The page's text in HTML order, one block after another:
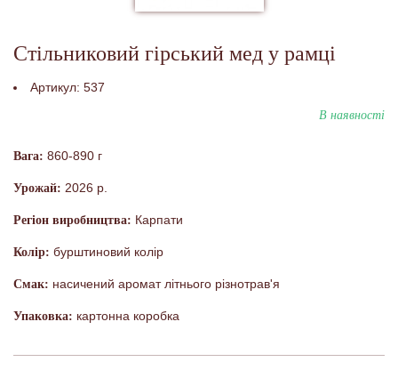
Стільниковий гірський мед у рамці
Артикул: 537
В наявності
Вага: 860-890 г
Урожай: 2026 р.
Регіон виробництва: Карпати
Колір: бурштиновий колір
Смак: насичений аромат літнього різнотрав'я
Упаковка: картонна коробка